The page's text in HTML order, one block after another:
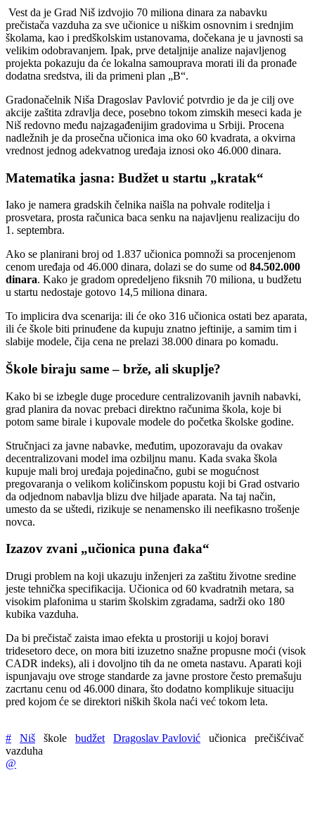
Vest da je Grad Niš izdvojio 70 miliona dinara za nabavku
prečistača vazduha za sve učionice u niškim osnovnim i srednjim
školama, kao i predškolskim ustanovama, dočekana je u javnosti sa
velikim odobravanjem. Ipak, prve detaljnije analize najavljenog
projekta pokazuju da će lokalna samouprava morati ili da pronađe
dodatna sredstva, ili da primeni plan „B“.
Gradonačelnik Niša Dragoslav Pavlović potvrdio je da je cilj ove
akcije zaštita zdravlja dece, posebno tokom zimskih meseci kada je
Niš redovno među najzagađenijim gradovima u Srbiji. Procena
nadležnih je da prosečna učionica ima oko 60 kvadrata, a okvirna
vrednost jednog adekvatnog uređaja iznosi oko 46.000 dinara.
Matematika jasna: Budžet u startu „kratak“
Iako je namera gradskih čelnika naišla na pohvale roditelja i
prosvetara, prosta računica baca senku na najavljenu realizaciju do
1. septembra.
Ako se planirani broj od 1.837 učionica pomnoži sa procenjenom
cenom uređaja od 46.000 dinara, dolazi se do sume od 84.502.000
dinara. Kako je gradom opredeljeno fiksnih 70 miliona, u budžetu
u startu nedostaje gotovo 14,5 miliona dinara.
To implicira dva scenarija: ili će oko 316 učionica ostati bez aparata,
ili će škole biti prinuđene da kupuju znatno jeftinije, a samim tim i
slabije modele, čija cena ne prelazi 38.000 dinara po komadu.
Škole biraju same – brže, ali skuplje?
Kako bi se izbegle duge procedure centralizovanih javnih nabavki,
grad planira da novac prebaci direktno računima škola, koje bi
potom same birale i kupovale modele do početka školske godine.
Stručnjaci za javne nabavke, međutim, upozoravaju da ovakav
decentralizovani model ima ozbiljnu manu. Kada svaka škola
kupuje mali broj uređaja pojedinačno, gubi se mogućnost
pregovaranja o velikom količinskom popustu koji bi Grad ostvario
da odjednom nabavlja blizu dve hiljade aparata. Na taj način,
umesto da se uštedi, rizikuje se nenamensko ili neefikasno trošenje
novca.
Izazov zvani „učionica puna đaka“
Drugi problem na koji ukazuju inženjeri za zaštitu životne sredine
jeste tehnička specifikacija. Učionica od 60 kvadratnih metara, sa
visokim plafonima u starim školskim zgradama, sadrži oko 180
kubika vazduha.
Da bi prečistač zaista imao efekta u prostoriji u kojoj boravi
tridesetoro dece, on mora biti izuzetno snažne propusne moći (visok
CADR indeks), ali i dovoljno tih da ne ometa nastavu. Aparati koji
ispunjavaju ove stroge standarde za javne prostore često premašuju
zacrtanu cenu od 46.000 dinara, što dodatno komplikuje situaciju
pred kojom će se direktori niških škola naći već tokom leta.
# Niš škole budžet Dragoslav Pavlović učionica
prečišćivač
vazduha
@